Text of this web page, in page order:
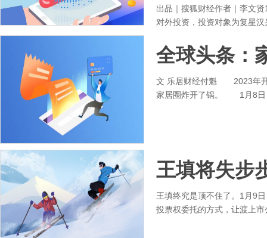
出品｜搜狐财经作者｜李文
对外投资，投资对象为复星
全球头条：
文 乐居财经付魁 2023年开
家居圈炸开了锅。 1月8日
王填将失步
王填终究是顶不住了。1月9
投票权委托的方式，让渡上